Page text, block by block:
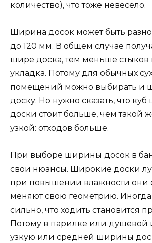
количество), что тоже невесело.
Ширина досок может быть
до 120 мм. В общем случае
шире доска, тем меньше стыков
укладка. Потому для обычных
помещений можно выбирать и
доску. Но нужно сказать, что
доски стоит больше, чем такой
узкой: отходов больше.
При выборе ширины досок в
свои нюансы. Широкие доски
при повышении влажности они
меняют свою геометрию. Иногда
сильно, что ходить становится
Потому в парилке или душевой
узкую или средней ширины